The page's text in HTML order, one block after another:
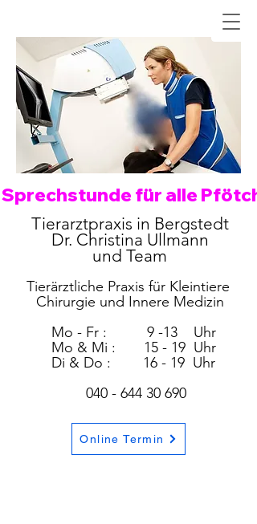
Sprechstunde für alle
Tierärztliche Praxis für Kleintiere
Chirurgie und Innere Medizin
Mo - Fr : 9 -13 Uhr
Mo & Mi : 15 - 19 Uhr
Di & Do : 16 - 19 Uhr
040 - 644 30 690
Online Termin
Tierarztpraxis in Bergstedt
Dr. Christina Ullmann
und Team